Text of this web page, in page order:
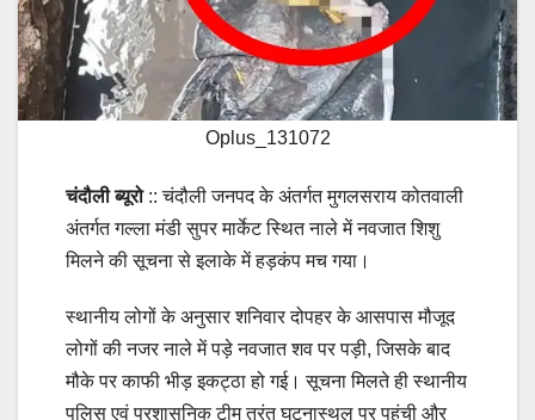
Oplus_131072
चंदौली ब्यूरो:: चंदौली जनपद के अंतर्गत मुगलसराय कोतवाली
अंतर्गत गल्ला मंडी सुपर मार्केट स्थित नाले में नवजात शिशु
मिलने की सूचना से इलाके में हड़कंप मच गया।
स्थानीय लोगों के अनुसार शनिवार दोपहर के आसपास मौजूद
लोगों की नजर नाले में पड़े नवजात शव पर पड़ी, जिसके बाद
मौके पर काफी भीड़ इकट्ठा हो गई। सूचना मिलते ही स्थानीय
पुलिस एवं प्रशासनिक टीम तुरंत घटनास्थल पर पहुंची और